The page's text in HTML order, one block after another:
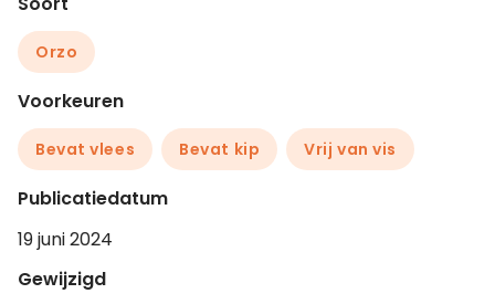
Orzo
Voorkeuren
Bevat vlees Bevat kip Vrij van vis
Publicatiedatum
19 juni 2024
Gewijzigd